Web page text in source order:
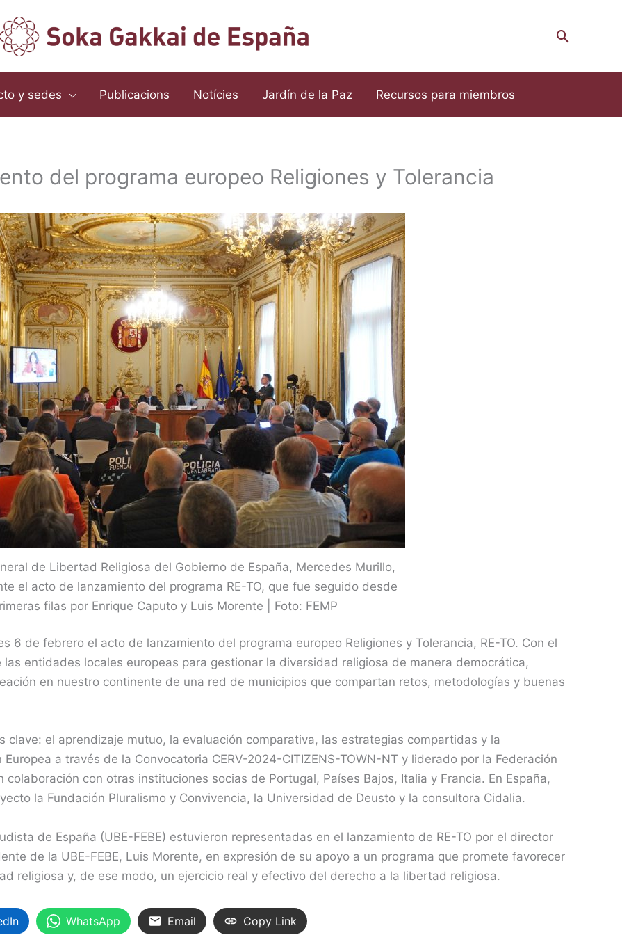
Cerca
y sedes Publicacions Notícies Jardín de la Paz Recursos para miembros
del programa europeo Religiones y Tolerancia
de Libertad Religiosa del Gobierno de España, Mercedes Murillo,
el acto de lanzamiento del programa RE-TO, que fue seguido desde
filas por Enrique Caputo y Luis Morente | Foto: FEMP
6 de febrero el acto de lanzamiento del programa europeo Religiones y Tolerancia, RE-TO. Con el
entidades locales europeas para gestionar la diversidad religiosa de manera democrática,
en nuestro continente de una red de municipios que compartan retos, metodologías y buenas
clave: el aprendizaje mutuo, la evaluación comparativa, las estrategias compartidas y la
a través de la Convocatoria CERV-2024-CITIZENS-TOWN-NT y liderado por la Federación
colaboración con otras instituciones socias de Portugal, Países Bajos, Italia y Francia. En España,
la Fundación Pluralismo y Convivencia, la Universidad de Deusto y la consultora Cidalia.
de España (UBE-FEBE) estuvieron representadas en el lanzamiento de RE-TO por el director
de la UBE-FEBE, Luis Morente, en expresión de su apoyo a un programa que promete favorecer
religiosa y, de ese modo, un ejercicio real y efectivo del derecho a la libertad religiosa.
WhatsApp Email Copy Link